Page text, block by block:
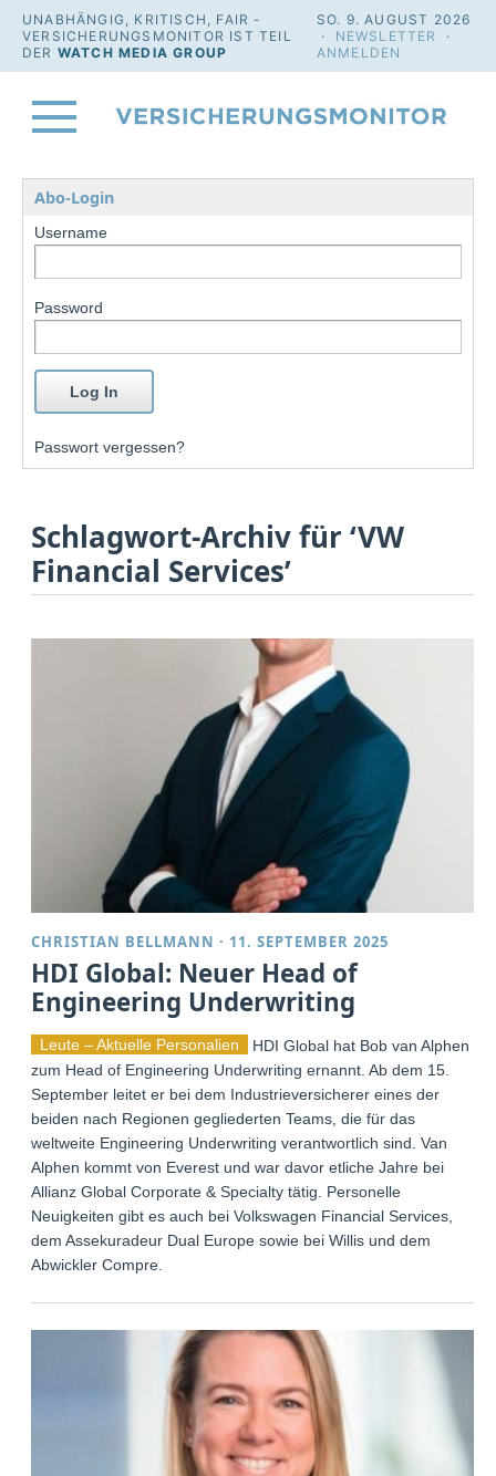
UNABHÄNGIG, KRITISCH, FAIR -
VERSICHERUNGSMONITOR IST TEIL
DER WATCH MEDIA GROUP
SO. 9. AUGUST 2026
· NEWSLETTER
·
ANMELDEN
Abo-Login
Username
Password
Passwort vergessen?
Schlagwort-Archiv für ‘VW
Financial Services’
CHRISTIAN BELLMANN · 11. SEPTEMBER 2025
HDI Global: Neuer Head of
Engineering Underwriting
Leute – Aktuelle Personalien
HDI Global hat Bob van Alphen
zum Head of Engineering Underwriting ernannt. Ab dem 15.
September leitet er bei dem Industrieversicherer eines der
beiden nach Regionen gegliederten Teams, die für das
weltweite Engineering Underwriting verantwortlich sind. Van
Alphen kommt von Everest und war davor etliche Jahre bei
Allianz Global Corporate & Specialty tätig. Personelle
Neuigkeiten gibt es auch bei Volkswagen Financial Services,
dem Assekuradeur Dual Europe sowie bei Willis und dem
Abwickler Compre.